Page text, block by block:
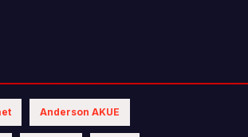
Anderson AKUE